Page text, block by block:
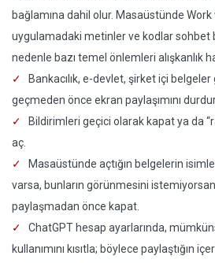
bağlamına dahil olur. Masaüstünde
uygulamadaki metinler ve kodlar sohbet
nedenle bazı temel önlemleri alışkanlık
Bankacılık, e-devlet, şirket içi
geçmeden önce ekran paylaşımını
Bildirimleri geçici olarak kapat ya da
aç.
Masaüstünde açtığın belgelerin
varsa, bunların görünmesini
paylaşmadan önce kapat.
ChatGPT hesap ayarlarında,
kullanımını kısıtla; böylece paylaştığın